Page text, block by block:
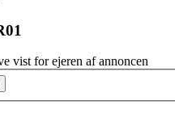
vist for ejeren af annoncen